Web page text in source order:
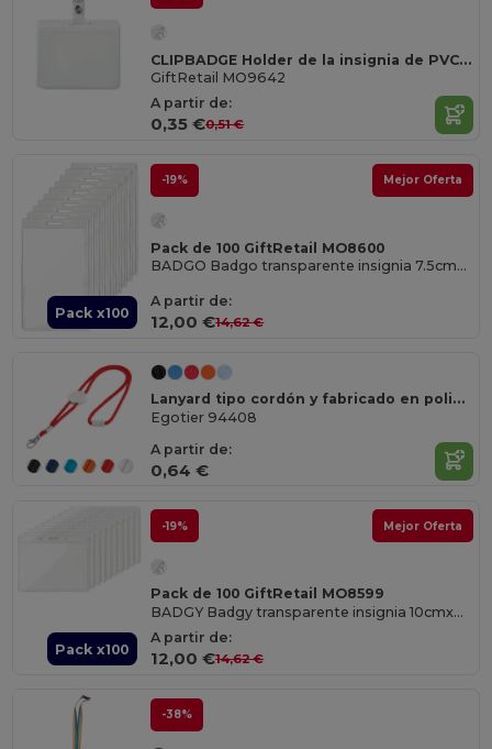
CLIPBADGE Holder de la insignia de PVC de clipadge
GiftRetail MO9642
A partir de:
0,35 €0,51 €
Pack x100
-19% Mejor Oferta
Pack de 100 GiftRetail MO8600
BADGO Badgo transparente insignia 7.5cmx12.5cm
A partir de:
12,00 €14,62 €
Lanyard tipo cordón y fabricado en poliéster
Egotier 94408
A partir de:
0,64 €
Pack x100
-19% Mejor Oferta
Pack de 100 GiftRetail MO8599
BADGY Badgy transparente insignia 10cmx8cm
A partir de:
12,00 €14,62 €
-38%